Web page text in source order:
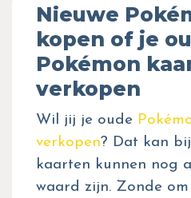
Nieuwe
kopen of je
Pokémon
verkopen
Wil jij je oude
verkopen? Dat kan
kaarten kunnen nog
waard zijn. Zonde